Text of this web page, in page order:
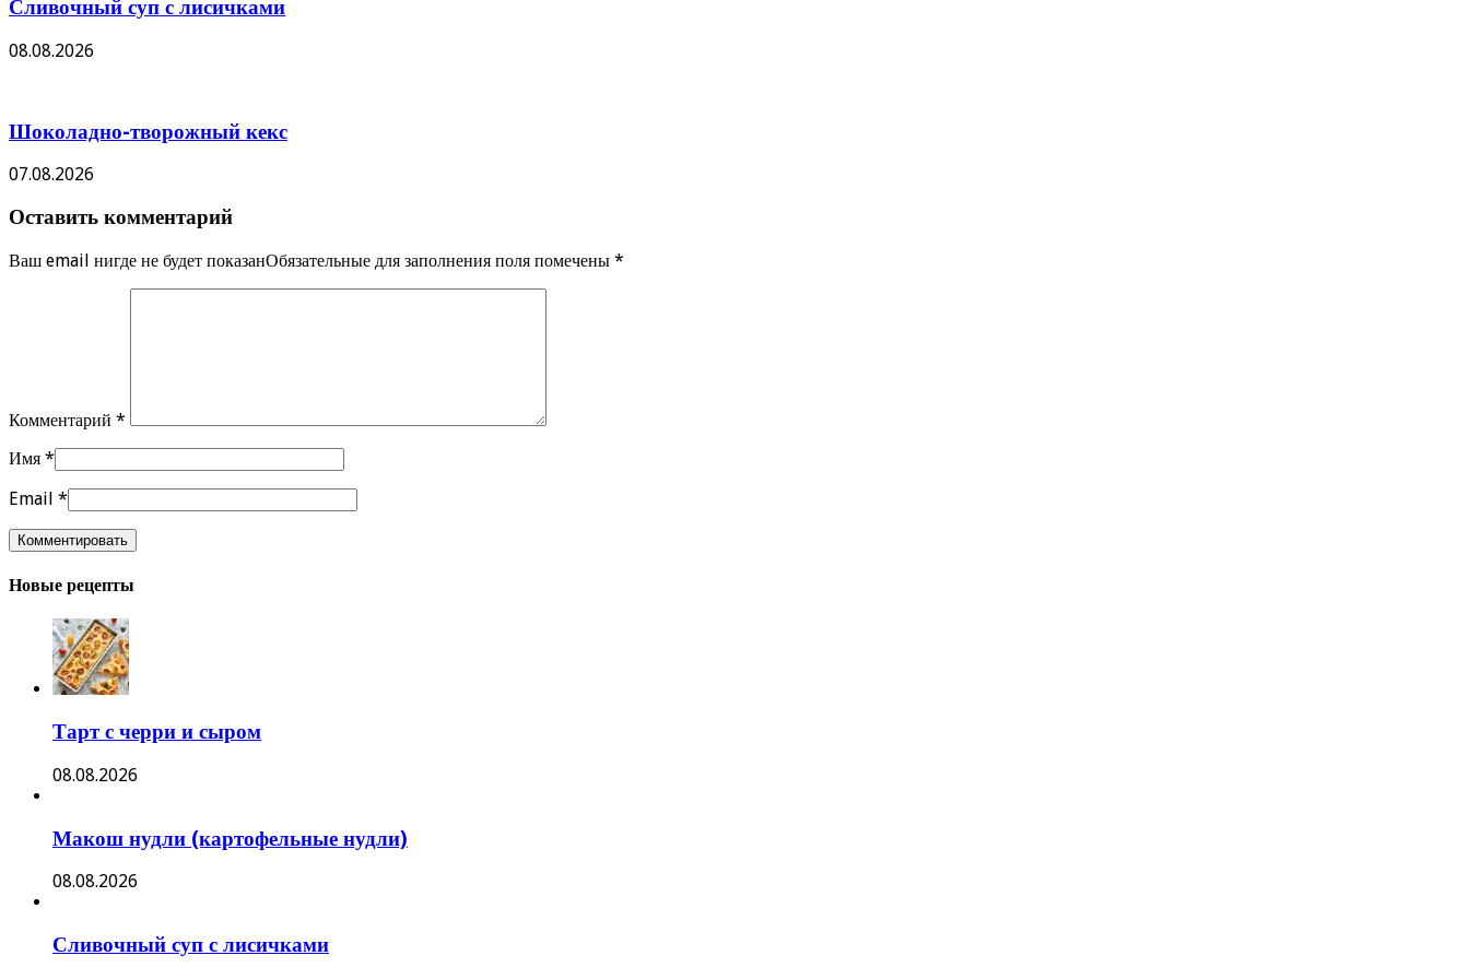
Сливочный суп с лисичками
08.08.2026
Шоколадно-творожный кекс
07.08.2026
Оставить комментарий
Ваш email нигде не будет показанОбязательные для заполнения поля помечены *
Комментарий *
Имя *
Email *
Новые рецепты
Тарт с черри и сыром
08.08.2026
Макош нудли (картофельные нудли)
08.08.2026
Сливочный суп с лисичками